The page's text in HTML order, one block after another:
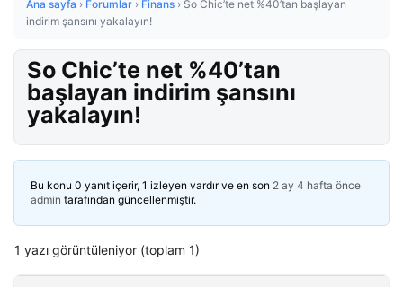
Ana sayfa › Forumlar › Finans › So Chic’te net %40’tan başlayan
indirim şansını yakalayın!
So Chic’te net %40’tan
başlayan indirim şansını
yakalayın!
Bu konu 0 yanıt içerir, 1 izleyen vardır ve en son 2 ay 4 hafta önce
admin tarafından güncellenmiştir.
1 yazı görüntüleniyor (toplam 1)